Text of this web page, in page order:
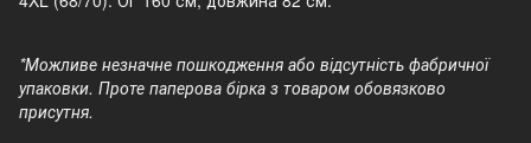
*Можливе незначне пошкодження або відсутність фабричної
упаковки. Проте паперова бірка з товаром обовязково
присутня.